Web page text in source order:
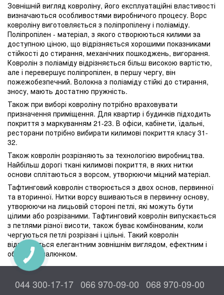
Зовнішній вигляд ковроліну, його експлуатаційні властивості
визначаються особливостями виробничого процесу. Ворс
ковроліну виготовляється з поліпропілену і поліаміду.
Поліпропілен - матеріал, з якого створюються килими за
доступною ціною, що відрізняється хорошими показниками
стійкості до стирання, механічних пошкоджень, вигорання.
Ковролін з поліаміду відрізняється більш високою вартістю,
але і перевершує поліпропілен, в першу чергу, він
пожежобезпечний. Волокна з поліаміду стійкі до стирання,
зносу, мають достатню пружність.
Також при виборі ковроліну потрібно враховувати
призначення приміщення. Для квартир і будинків підходить
покриття з маркуванням 21-23. В офіси, кабінети, їдальні,
ресторани потрібно вибирати килимові покриття класу 31-
32.
Також ковролін розрізняють за технологією виробництва.
Найбільш дорогі ткані килимові покриття, в яких нитки
основи сплітаються з ворсом, утворюючи міцний матеріал.
Тафтинговий ковролін створюється з двох основ, первинної
та вторинної. Нитки ворсу вшиваються в первинну основу,
утворюючи на лицьовій стороні петлі, які можуть бути
цілими або розрізаними. Тафтинговий ковролін випускається
з петлями різної висоти, також буває комбінованим, коли
чергуються петлі розрізані і цільні. Такий ковролін
відрізняється елегантним зовнішнім виглядом, ефектним і
об'ємним малюнком.
044 300-17-17 066 970-09-00 068 970-09-00
КНОПКА
ЗВ'ЯЗКУ